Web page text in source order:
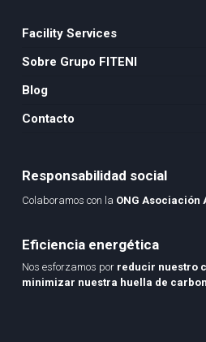
Facility Services
Sobre Grupo FITENI
Blog
Contacto
Responsabilidad social
Colaboramos con la ONG Asociación
Eficiencia energética
Nos esforzamos por reducir nuestro
minimizar nuestra huella de